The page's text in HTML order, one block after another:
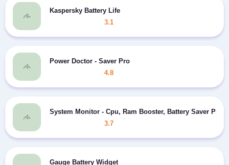
Kaspersky Battery Life
3.1
Power Doctor - Saver Pro
4.8
System Monitor - Cpu, Ram Booster, Battery Saver Pro
3.7
Gauge Battery Widget